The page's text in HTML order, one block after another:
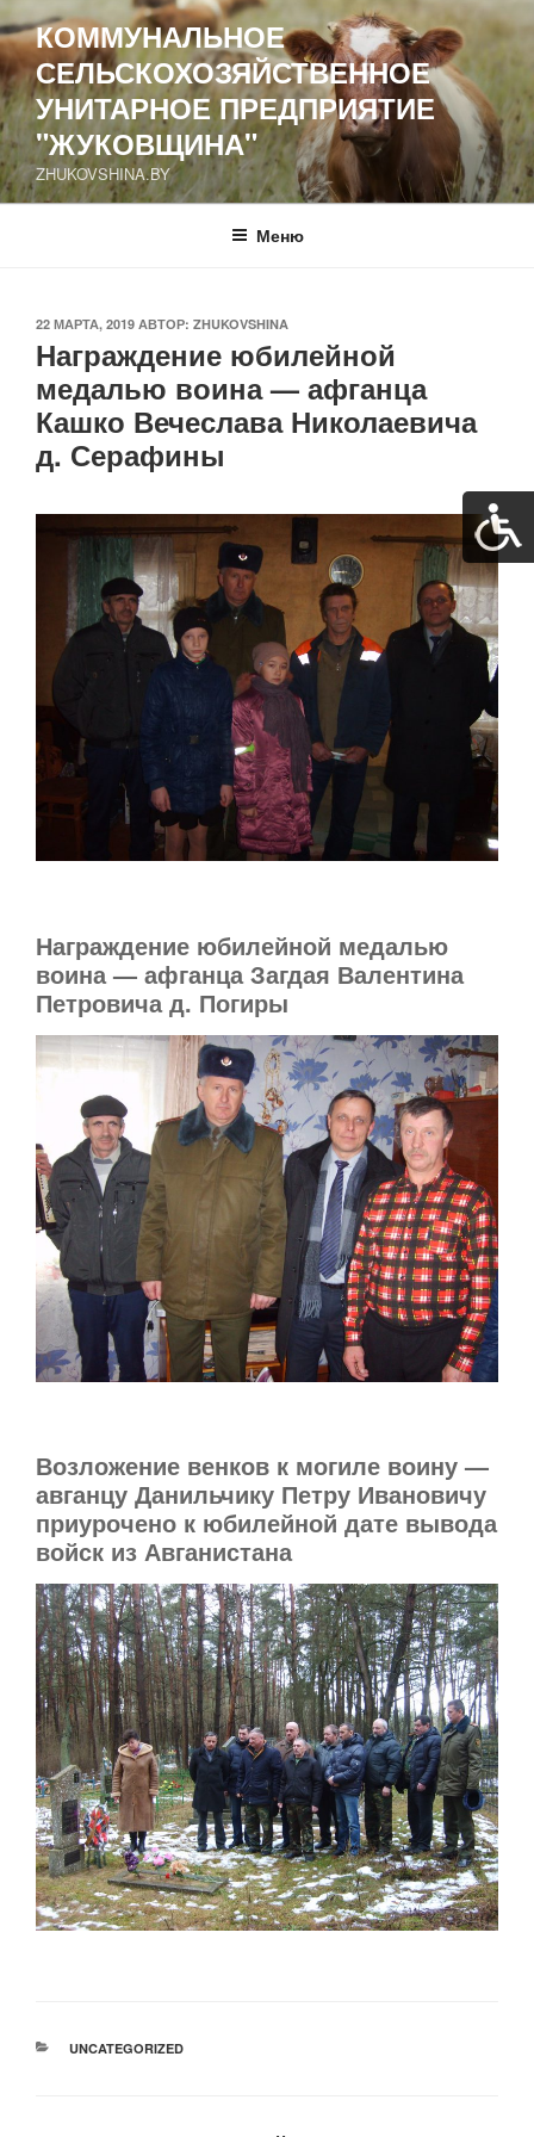
Перейти
к
содержимому
КОММУНАЛЬНОЕ
СЕЛЬСКОХОЗЯЙСТВЕННОЕ
УНИТАРНОЕ ПРЕДПРИЯТИЕ
"ЖУКОВЩИНА"
ZHUKOVSHINA.BY
Меню
ОПУБЛИКОВАНО
22 МАРТА, 2019 АВТОР: ZHUKOVSHINA
Награждение юбилейной
медалью воина — афганца
Кашко Вечеслава Николаевича
д. Серафины
Награждение юбилейной медалью
воина — афганца Загдая Валентина
Петровича д. Погиры
Возложение венков к могиле воину —
авганцу Данильчику Петру Ивановичу
приурочено к юбилейной дате вывода
войск из Авганистана
РУБРИКИ
UNCATEGORIZED